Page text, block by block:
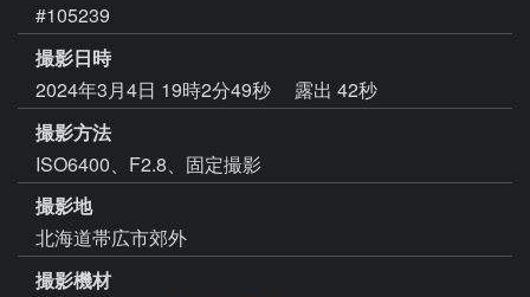
#105239
撮影日時
2024年3月4日 19時2分49秒
露出 42秒
撮影方法
ISO6400、F2.8、固定撮影
撮影地
北海道帯広市郊外
撮影機材